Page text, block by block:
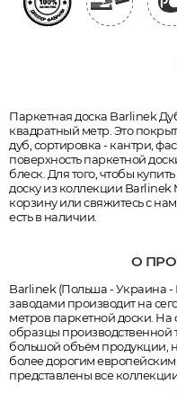
Паркетная доска Barlinek
квадратный метр. Это
дуб, сортировка - кантри,
поверхность паркетной
блеск. Для того, чтобы
доску из коллекции
корзину или свяжитесь с
есть в наличии.
О
Barlinek (Польша - Украина
заводами производит на
метров паркетной доски.
образцы производственной
большой объём продукции,
более дорогим
представлены все